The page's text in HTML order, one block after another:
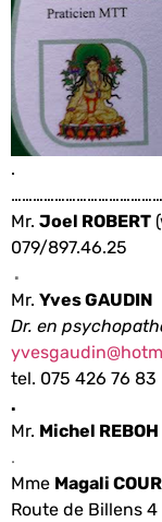
.
Mr. Joel ROBERT
079/897.46.25
.
Mr. Yves GAUDIN
Dr. en
tel. 075 426 76 83
.
Mr. Michel REBOH
.
Mme Magali
Route de Billens 4